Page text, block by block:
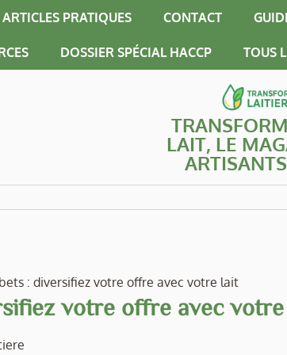
ARTICLES PRATIQUES CONTACT
DOSSIER SPÉCIAL HACCP TOUS
LAIT, LE
: diversifiez votre offre avec votre lait
votre offre avec